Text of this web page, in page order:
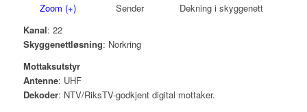
Zoom (+) Sender
Dekning i skyggenett
Kanal: 22
Skyggenettløsning: Norkring
Mottaksutstyr
Antenne: UHF
Dekoder: NTV/RiksTV-godkjent digital mottaker.